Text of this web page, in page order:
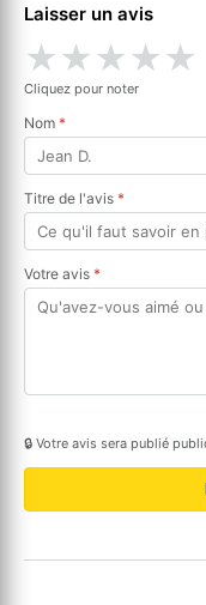
Laisser un avis
★★★★★
Cliquez pour noter
Nom *
Titre de l'avis *
Votre avis *
🔒 Votre avis sera publié